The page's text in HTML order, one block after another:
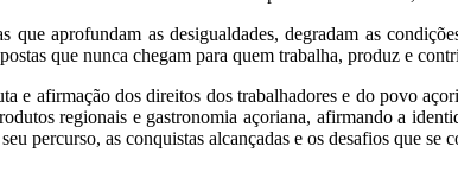
aprofundam as desigualdades, degradam as
que nunca chegam para quem trabalha, produz e
e afirmação dos direitos dos trabalhadores e do povo
regionais e gastronomia açoriana, afirmando a
percurso, as conquistas alcançadas e os desafios que se